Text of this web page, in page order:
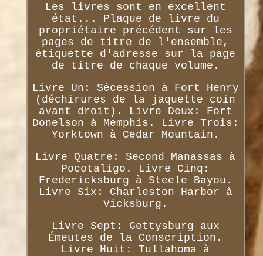
Les livres sont en excellent
état... Plaque de livre du
propriétaire précédent sur les
pages de titre de l'ensemble,
étiquette d'adresse sur la page
de titre de chaque volume.
Livre Un: Sécession à Fort Henry
(déchirures de la jaquette coin
avant droit). Livre Deux: Fort
Donelson à Memphis. Livre Trois:
Yorktown à Cedar Mountain.
Livre Quatre: Second Manassas à
Pocotaligo. Livre Cinq:
Fredericksburg à Steele Bayou.
Livre Six: Charleston Harbor à
Vicksburg.
Livre Sept: Gettysburg aux
Émeutes de la Conscription.
Livre Huit: Tullahoma à